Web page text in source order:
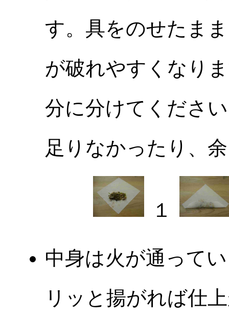
す。具をのせたま
が破れやすくなり
分に分けてくださ
足りなかったり、
１
中身は火が通って
リッと揚がれば仕